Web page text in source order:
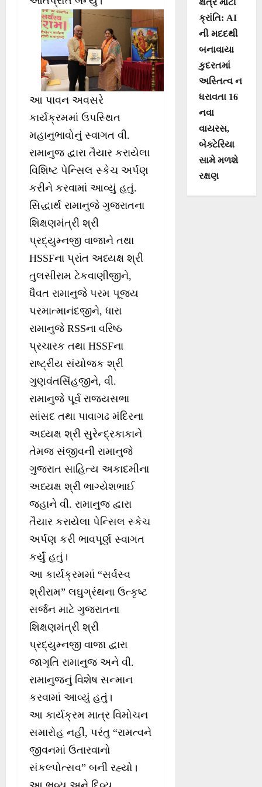
આ પાવન અવસરે
કાર્યક્રમમાં ઉપસ્થિત
મહાનુભાવોનું સ્વાગત વી.
રામાનુજ દ્વારા તૈયાર કરાયેલા
વિશિષ્ટ પેન્સિલ સ્કેચ અર્પણ
કરીને કરવામાં આવ્યું હતું.
સિદ્ધાર્થ રામાનુજે ગુજરાતના
શિક્ષણમંત્રી શ્રી
પ્રદ્યુમ્નજી વાજાને તથા
HSSFના પ્રાંત અધ્યક્ષ શ્રી
તુલસીરામ ટેકવાણીજીને,
ધૈવત રામાનુજે પરમ પૂજ્ય
પરમાત્માનંદજીને, ધારા
રામાનુજે RSSના વરિષ્ઠ
પ્રચારક તથા HSSFના
રાષ્ટ્રીય સંયોજક શ્રી
ગુણવંતસિંહજીને, વી.
રામાનુજે પૂર્વ રાજ્યસભા
સાંસદ તથા પાવાગઢ મંદિરના
અધ્યક્ષ શ્રી સુરેન્દ્રકાકાને
તેમજ સંજીવની રામાનુજે
ગુજરાત સાહિત્ય અકાદમીના
અધ્યક્ષ શ્રી ભાગ્યેશભાઈ
જહાને વી. રામાનુજ દ્વારા
તૈયાર કરાયેલા પેન્સિલ સ્કેચ
અર્પણ કરી ભાવપૂર્ણ સ્વાગત
કર્યું હતું।
આ કાર્યક્રમમાં “સર્વસ્વ
શ્રીરામ” લઘુગ્રંથના ઉત્કૃષ્ટ
સર્જન માટે ગુજરાતના
શિક્ષણમંત્રી શ્રી
પ્રદ્યુમ્નજી વાજા દ્વારા
જાગૃતિ રામાનુજ અને વી.
રામાનુજનું વિશેષ સન્માન
કરવામાં આવ્યું હતું।
આ કાર્યક્રમ માત્ર વિમોચન
સમારોહ નહીં, પરંતુ “રામત્વને
જીવનમાં ઉતારવાનો
સંકલ્પોત્સવ” બની રહ્યો।
ક્રાંતિ: AI
ની મદદથી
બનાવાયા
કુદરતમાં
અસ્તિત્વ ન
ધરાવતા 16
નવા
વાયરસ,
બેક્ટેરિયા
સામે મળશે
રક્ષણ